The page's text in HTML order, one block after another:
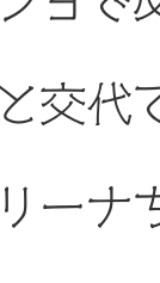
交代
ーナ